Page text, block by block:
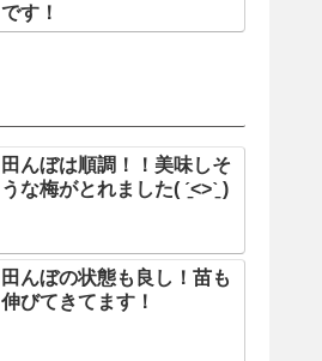
です！
田んぼは順調！！美味しそ
うな梅がとれました( ˊ̱˂˃ˋ̱ )
田んぼの状態も良し！苗も
伸びてきてます！